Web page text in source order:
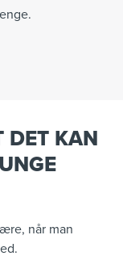
DET KAN
når man